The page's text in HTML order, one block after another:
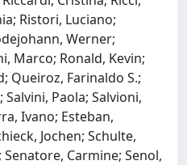
Ristori, Luciano;
Werner;
Marco; Ronald, Kevin;
Queiroz, Farinaldo S.;
Salvini, Paola; Salvioni,
Ivano; Esteban,
Jochen; Schulte,
Carmine; Senol,